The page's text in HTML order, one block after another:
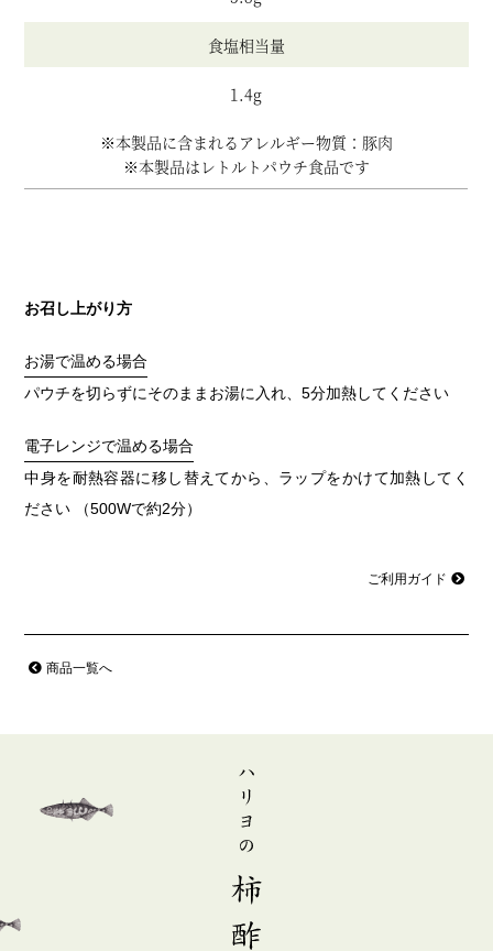
食塩相当量
1.4g
※本製品に含まれるアレルギー物質：豚肉
※本製品はレトルトパウチ食品です
お召し上がり方
お湯で温める場合
パウチを切らずにそのままお湯に入れ、5分加熱してください
電子レンジで温める場合
中身を耐熱容器に移し替えてから、ラップをかけて加熱してく
ださい （500Wで約2分）
ご利用ガイド
商品一覧へ